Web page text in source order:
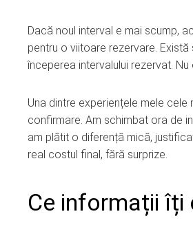
Dacă noul interval e mai scump,
pentru o viitoare rezervare.
începerea intervalului rezervat.
Una dintre experiențele mele
confirmare. Am schimbat ora de
am plătit o diferență mică,
real costul final, fără surprize.
Ce informații îți